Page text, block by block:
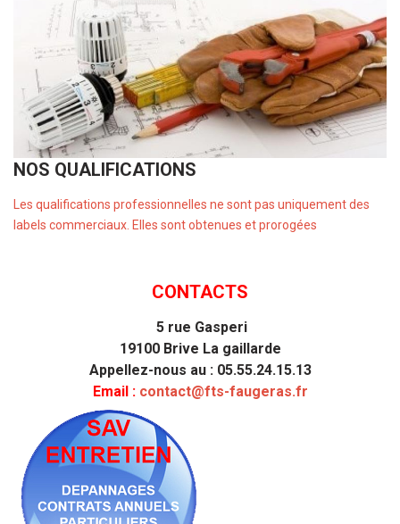
NOS QUALIFICATIONS
Les qualifications professionnelles ne sont pas uniquement des
labels commerciaux. Elles sont obtenues et prorogées
CONTACTS
5 rue Gasperi
19100 Brive La gaillarde
Appellez-nous au : 05.55.24.15.13
Email : contact@fts-faugeras.fr